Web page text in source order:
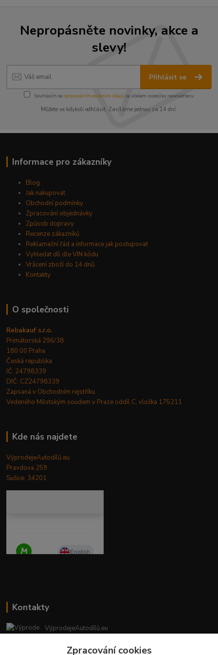
Nepropásněte novinky, akce a
slevy!
Přihlásit se
Souhlasím se zpracováním osobních údajůza účelem rozesílky newsletteru.
Můžete se kdykoli odhlásit. Zasíláme jednou za 14 dní.
Informace pro zákazníky
Blog
Jak nakupovat
Obchodní podmínky
Zpracování objednávky
Způsob dopravy
Recenze zákazníků
Reklamační řád a informace jak postupovat
Vyhledat díl dle VIN kódu
Vrácení zboží do 14 dnů
Kontakty
O společnosti
Rebakauf s.r.o.
Primátorská 296/38
180 00 Praha
Česká republika
IČ: 24798339
DIČ: CZ24798339
Zapsaná v Obchodním rejstříku.
Vedeného Městským soudem v Praze oddíl C, vložka 175211
Kde nás najdete
VýprodejeAutodílů.eu
Pravdova 259
Sušice, 34201
Kontakty
VýprodejeAutodílů.eu
(Po-Pá, 9-16 hod.)
Zpracování cookies